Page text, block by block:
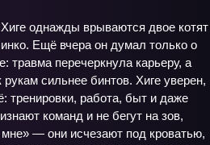
однажды врываются двое котят
Ещё вчера он думал только о
травма перечеркнула карьеру, а
рукам сильнее бинтов. Хиге уверен,
тренировки, работа, быт и даже
команд и не бегут на зов,
— они исчезают под кроватью,